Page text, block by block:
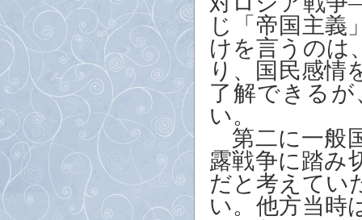
じ「帝国主義
けを言うのは
り、国民感情
了解できる
い。
第二に一般
露戦争に踏み
だと考えてい
い。他方当時